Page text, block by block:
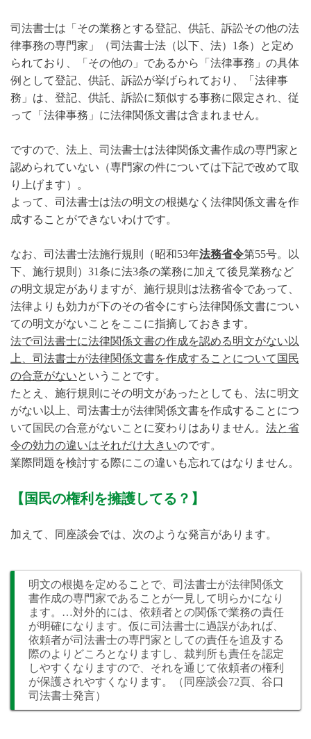
司法書士は「その業務とする登記、供託、訴訟その他の法
律事務の専門家」（司法書士法（以下、法）1条）と定め
られており、「その他の」であるから「法律事務」の具体
例として登記、供託、訴訟が挙げられており、「法律事
務」は、登記、供託、訴訟に類似する事務に限定され、従
って「法律事務」に法律関係文書は含まれません。
ですので、法上、司法書士は法律関係文書作成の専門家と
認められていない（専門家の件については下記で改めて取
り上げます）。
よって、司法書士は法の明文の根拠なく法律関係文書を作
成することができないわけです。
なお、司法書士法施行規則（昭和53年法務省令第55号。以
下、施行規則）31条に法3条の業務に加えて後見業務など
の明文規定がありますが、施行規則は法務省令であって、
法律よりも効力が下のその省令にすら法律関係文書につい
ての明文がないことをここに指摘しておきます。
法で司法書士に法律関係文書の作成を認める明文がない以
上、司法書士が法律関係文書を作成することについて国民
の合意がないということです。
たとえ、施行規則にその明文があったとしても、法に明文
がない以上、司法書士が法律関係文書を作成することにつ
いて国民の合意がないことに変わりはありません。 法と省
令の効力の違いはそれだけ大きいのです。
業際問題を検討する際にこの違いも忘れてはなりません。
【国民の権利を擁護してる？】
加えて、同座談会では、次のような発言があります。
明文の根拠を定めることで、司法書士が法律関係文
書作成の専門家であることが一見して明らかになり
ます。…対外的には、依頼者との関係で業務の責任
が明確になります。仮に司法書士に過誤があれば、
依頼者が司法書士の専門家としての責任を追及する
際のよりどころとなりますし、裁判所も責任を認定
しやすくなりますので、それを通じて依頼者の権利
が保護されやすくなります。（同座談会72頁、谷口
司法書士発言）